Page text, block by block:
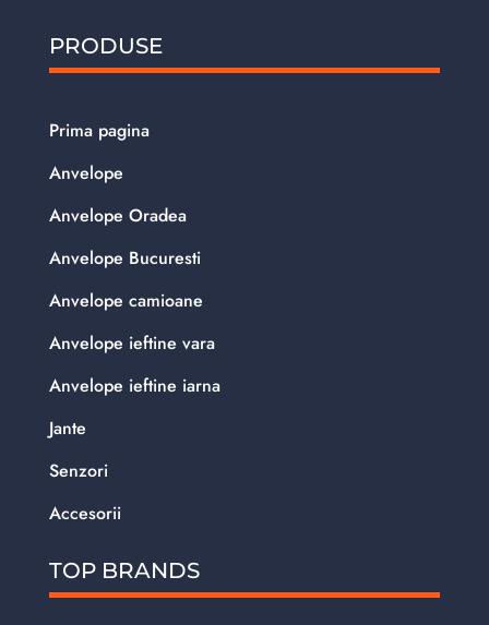
PRODUSE
Prima pagina
Anvelope
Anvelope Oradea
Anvelope Bucuresti
Anvelope camioane
Anvelope ieftine vara
Anvelope ieftine iarna
Jante
Senzori
Accesorii
TOP BRANDS